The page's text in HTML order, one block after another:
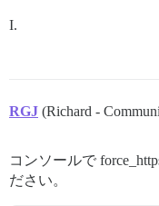
I.
RGJ (Richard -
コンソールで
ださい。